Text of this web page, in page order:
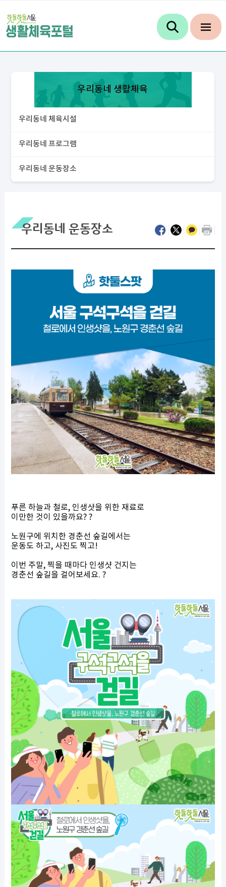
우리동네 생활체육
우리동네 체육시설
우리동네 프로그램
우리동네 운동장소
우리동네 운동장소
푸른 하늘과 철로, 인생샷을 위한 재료로
이만한 것이 있을까요? ?
노원구에 위치한 경춘선 숲길에서는
운동도 하고, 사진도 찍고!
이번 주말, 찍을 때마다 인생샷 건지는
경춘선 숲길을 걸어보세요. ?